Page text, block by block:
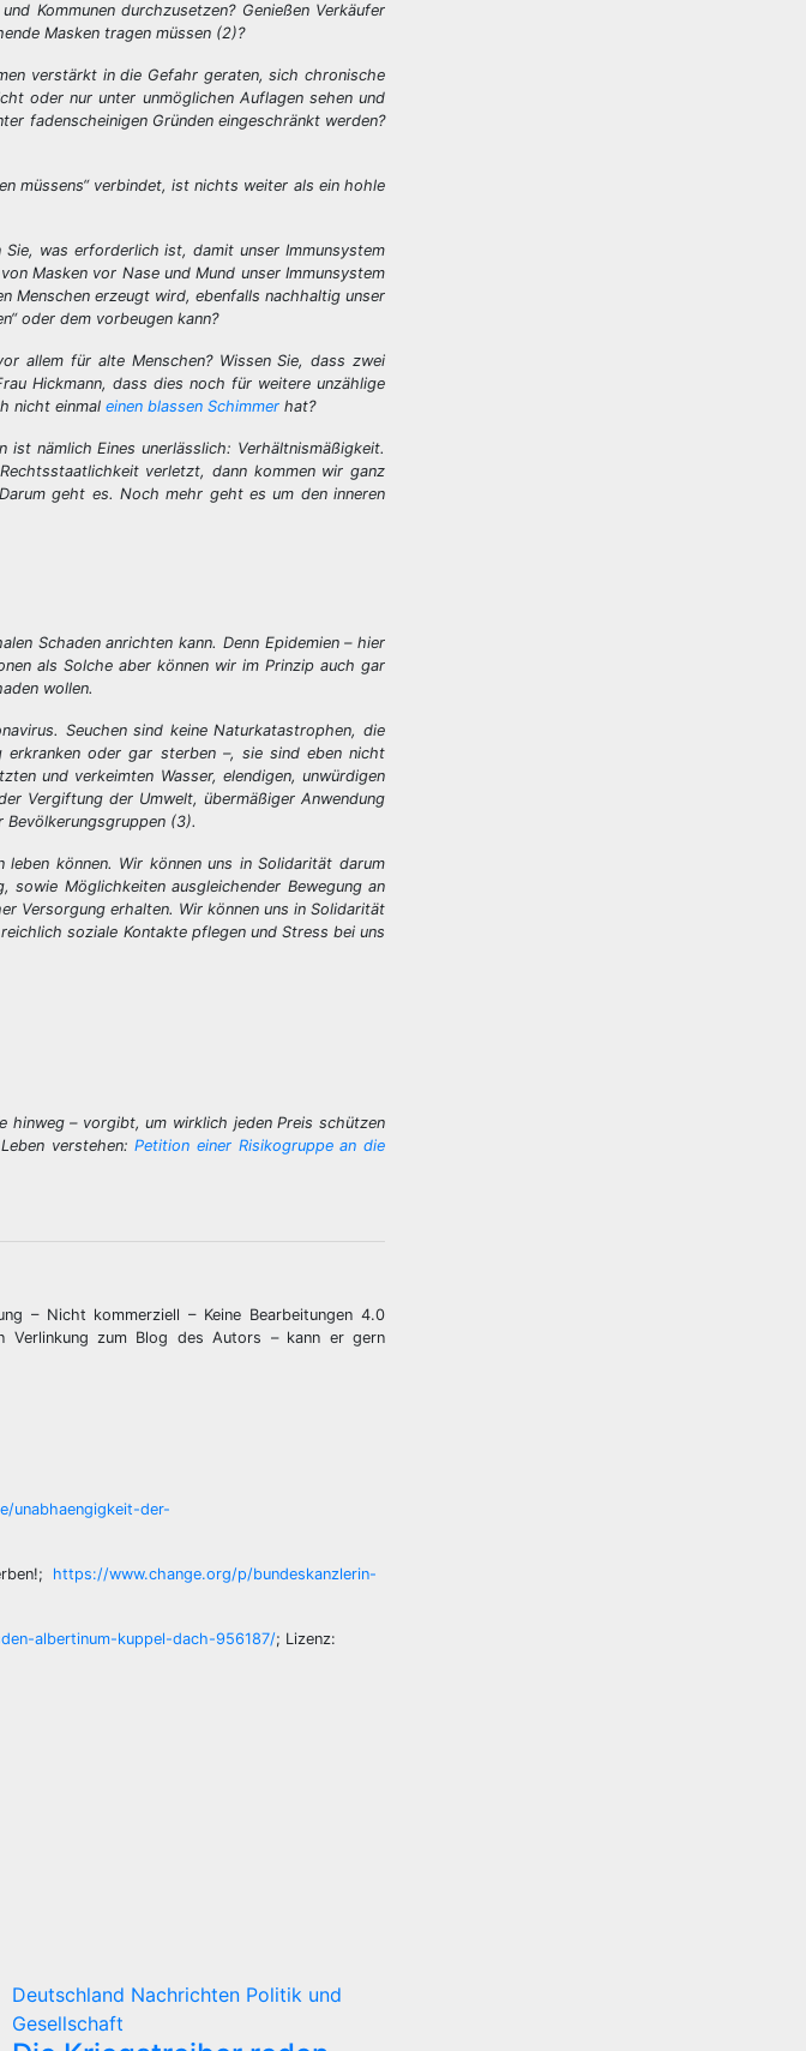
Kommunen durchzusetzen? Genießen Verkäufer
Masken tragen müssen (2)?
verstärkt in die Gefahr geraten, sich chronische
oder nur unter unmöglichen Auflagen sehen und
fadenscheinigen Gründen eingeschränkt werden?
müssens“ verbindet, ist nichts weiter als ein hohle
was erforderlich ist, damit unser Immunsystem
Masken vor Nase und Mund unser Immunsystem
Menschen erzeugt wird, ebenfalls nachhaltig unser
oder dem vorbeugen kann?
allem für alte Menschen? Wissen Sie, dass zwei
Hickmann, dass dies noch für weitere unzählige
nicht einmal einen blassen Schimmer hat?
nämlich Eines unerlässlich: Verhältnismäßigkeit.
verletzt, dann kommen wir ganz
geht es. Noch mehr geht es um den inneren
Schaden anrichten kann. Denn Epidemien – hier
als Solche aber können wir im Prinzip auch gar
wollen.
Seuchen sind keine Naturkatastrophen, die
erkranken oder gar sterben –, sie sind eben nicht
und verkeimten Wasser, elendigen, unwürdigen
Vergiftung der Umwelt, übermäßiger Anwendung
Bevölkerungsgruppen (3).
können. Wir können uns in Solidarität darum
sowie Möglichkeiten ausgleichender Bewegung an
Versorgung erhalten. Wir können uns in Solidarität
soziale Kontakte pflegen und Stress bei uns
hinweg – vorgibt, um wirklich jeden Preis schützen
verstehen:Petition einer Risikogruppe an die
– Nicht kommerziell – Keine Bearbeitungen 4.0
Verlinkung zum Blog des Autors – kann er gern
unabhaengigkeit-der-
https://www.change.org/p/bundeskanzlerin-
albertinum-kuppel-dach-956187/; Lizenz:
Deutschland Nachrichten Politik und
Gesellschaft